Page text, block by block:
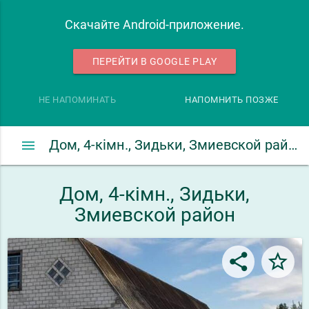
Скачайте Android-приложение.
ПЕРЕЙТИ В GOOGLE PLAY
НЕ НАПОМИНАТЬ НАПОМНИТЬ ПОЗЖЕ
Дом, 4-кімн., Зидьки, Змиевской район
menu
Дом, 4-кімн., Зидьки,
Змиевской район
share star_border